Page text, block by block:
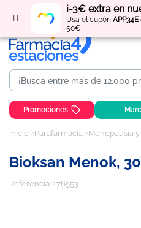
¡-3€ extra en
Usa el cupón APP34E
50€
Regístratey obtén
Promociones
Inicio Parafarmacia Menopausia
Bioksan Menok,
Referencia: 176553